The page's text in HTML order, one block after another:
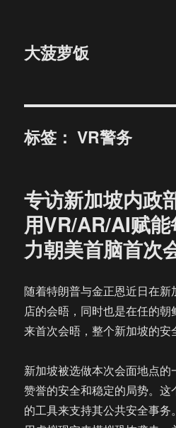
大菠萝饭
标签：VR警务
专访新加坡内政
用VR/AR/AI赋
力朝美首脑首次
随着特朗普与金正恩近日在
店的会晤，同时也是在任的
来首次会晤，整个新加坡的安
新加坡被选做本次会面地点
赞誉的安全和稳定的局势。
的工具来支持其公共安全事